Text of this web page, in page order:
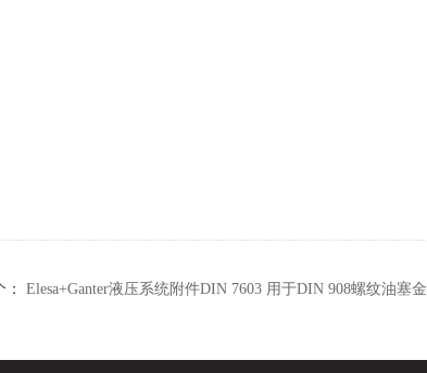
Elesa+Ganter液压系统附件DIN 7603 用于DIN 908螺纹油塞金